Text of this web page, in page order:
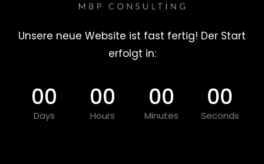
Unsere neue Website ist fast fertig! Der Start
erfolgt in:
00
Days
00
Hours
00
Minutes
00
Seconds